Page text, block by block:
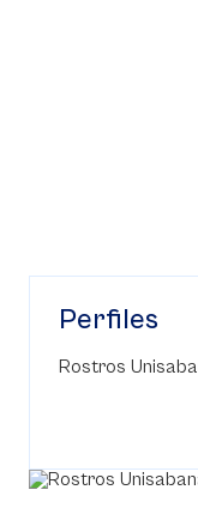
Perfiles
Rostros